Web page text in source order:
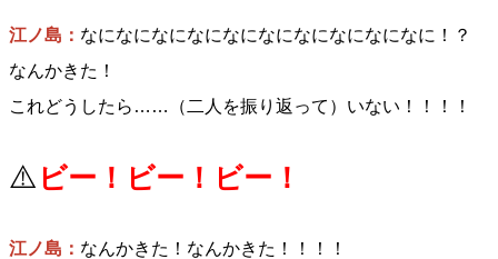
江ノ島： なになになになになになになになになになに！？
なんかきた！
これどうしたら……（二人を振り返って）いない！！！！
⚠️ ビー！ビー！ビー！
江ノ島： なんかきた！なんかきた！！！！